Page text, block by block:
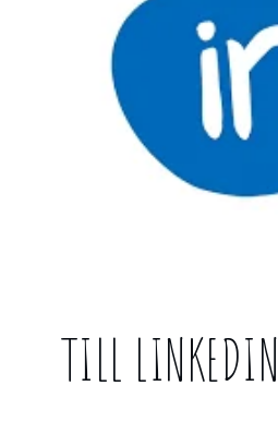
TILL LINKEDIN